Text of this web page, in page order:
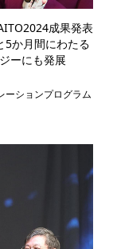
成果発表
5か月間にわたる
ーにも発展
ーションプログラム